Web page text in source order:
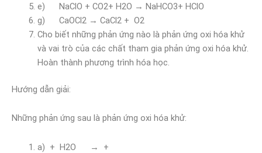
e) NaClO + CO2+ H2O → NaHCO3+ HClO
g) CaOCl2 → CaCl2 + O2
Cho biết những phản ứng nào là phản ứng oxi hóa khử
và vai trò của các chất tham gia phản ứng oxi hóa khử.
Hoàn thành phương trình hóa học.
Hướng dẫn giải:
Những phản ứng sau là phản ứng oxi hóa khử:
a) + H2O → +